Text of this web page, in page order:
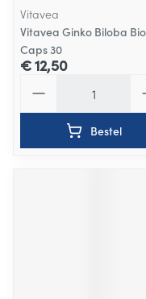
Vitavea
Vitavea Ginko Biloba Bio
Caps 30
€ 12,50
Bestel